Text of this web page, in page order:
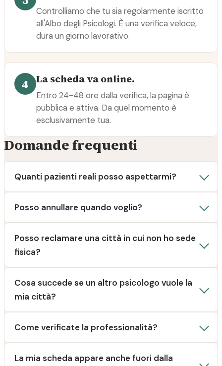
Controlliamo che tu sia regolarmente iscritto
all'Albo degli Psicologi. È una verifica veloce,
dura un giorno lavorativo.
4 La scheda va online.
Entro 24-48 ore dalla verifica, la pagina è
pubblica e attiva. Da quel momento è
esclusivamente tua.
Domande frequenti
Quanti pazienti reali posso aspettarmi?
Posso annullare quando voglio?
Posso reclamare una città in cui non ho sede
fisica?
Cosa succede se un altro psicologo vuole la
mia città?
Come verificate la professionalità?
La mia scheda appare anche fuori dalla